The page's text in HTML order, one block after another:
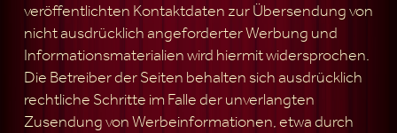
veröffentlichten Kontaktdaten zur Übersendung von
nicht ausdrücklich angeforderter Werbung und
Informationsmaterialien wird hiermit widersprochen.
Die Betreiber der Seiten behalten sich ausdrücklich
rechtliche Schritte im Falle der unverlangten
Zusendung von Werbeinformationen, etwa durch